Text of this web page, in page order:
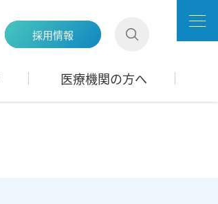
採用情報
医療機関の方へ